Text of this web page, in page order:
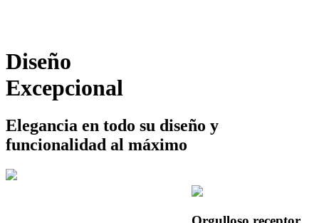
Diseño
Excepcional
Elegancia en todo su diseño y
funcionalidad al máximo